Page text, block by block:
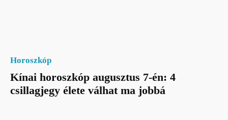
Horoszkóp
Kínai horoszkóp augusztus 7-én: 4
csillagjegy élete válhat ma jobbá